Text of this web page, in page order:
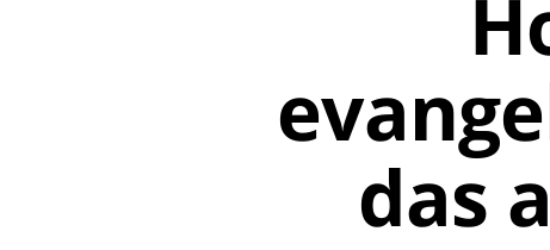
das